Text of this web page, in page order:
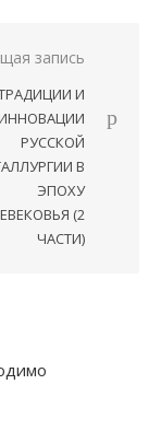
запись
И
РУССКОЙ
В
ЭПОХУ
(2
ЧАСТИ)